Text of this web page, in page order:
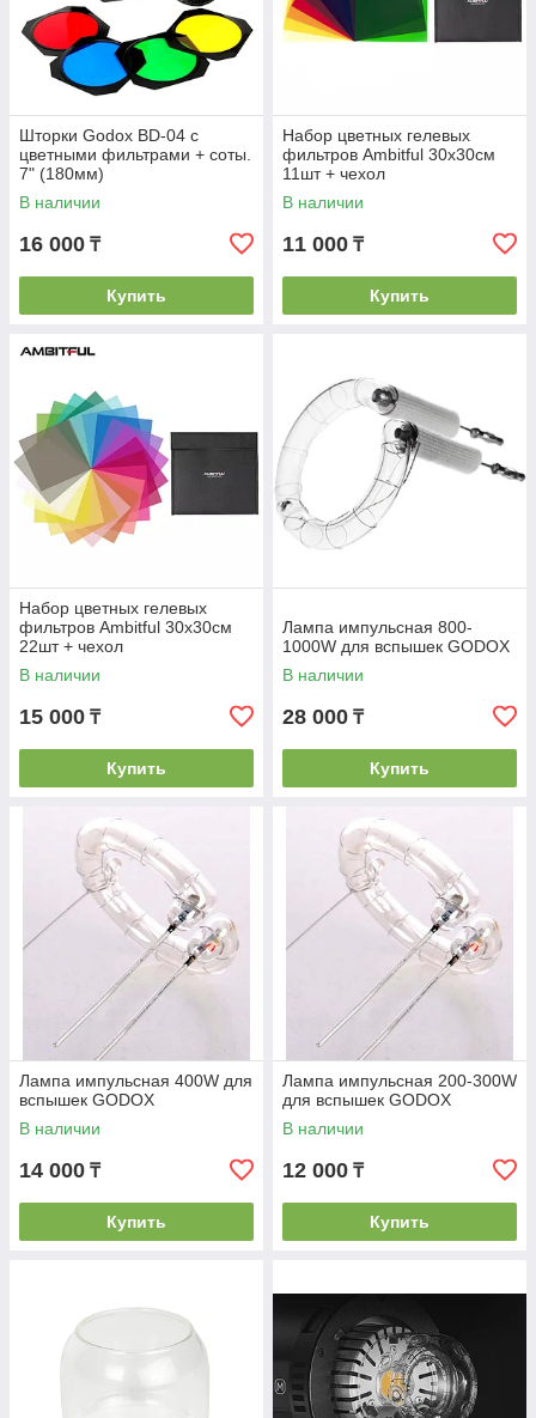
Шторки Godox BD-04 с
цветными фильтрами + соты.
7" (180мм)
В наличии
16 000 ₸
Купить
Набор цветных гелевых
фильтров Ambitful 30x30см
11шт + чехол
В наличии
11 000 ₸
Купить
Набор цветных гелевых
фильтров Ambitful 30x30см
22шт + чехол
В наличии
15 000 ₸
Купить
Лампа импульсная 800-
1000W для вспышек GODOX
В наличии
28 000 ₸
Купить
Лампа импульсная 400W для
вспышек GODOX
В наличии
14 000 ₸
Купить
Лампа импульсная 200-300W
для вспышек GODOX
В наличии
12 000 ₸
Купить